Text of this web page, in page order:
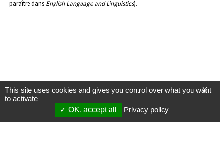
paraître dans English Language and Linguistics).
X
This site uses cookies and gives you control over what you want
to activate
OK, accept all
Privacy policy